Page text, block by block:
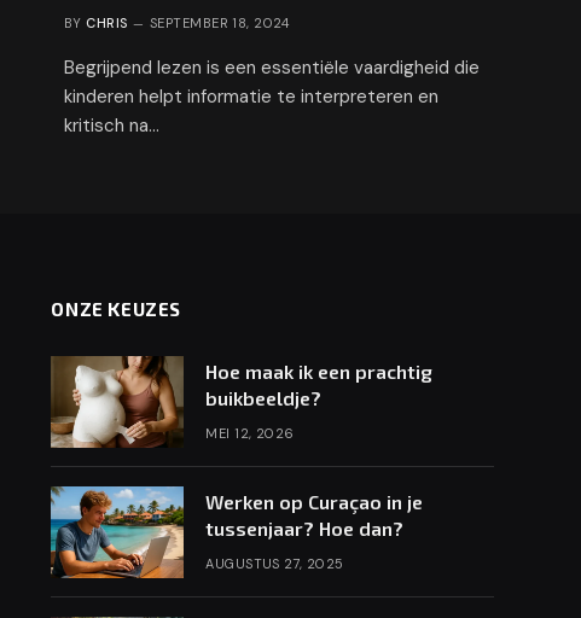
BY CHRIS SEPTEMBER 18, 2024
Begrijpend lezen is een essentiële vaardigheid die
kinderen helpt informatie te interpreteren en
kritisch na…
ONZE KEUZES
Hoe maak ik een prachtig
buikbeeldje?
MEI 12, 2026
Werken op Curaçao in je
tussenjaar? Hoe dan?
AUGUSTUS 27, 2025